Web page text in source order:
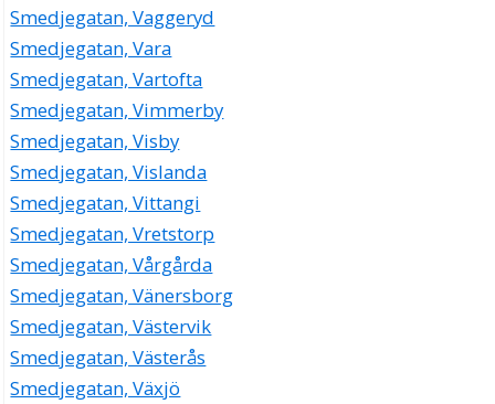
Smedjegatan, Vaggeryd
Smedjegatan, Vara
Smedjegatan, Vartofta
Smedjegatan, Vimmerby
Smedjegatan, Visby
Smedjegatan, Vislanda
Smedjegatan, Vittangi
Smedjegatan, Vretstorp
Smedjegatan, Vårgårda
Smedjegatan, Vänersborg
Smedjegatan, Västervik
Smedjegatan, Västerås
Smedjegatan, Växjö